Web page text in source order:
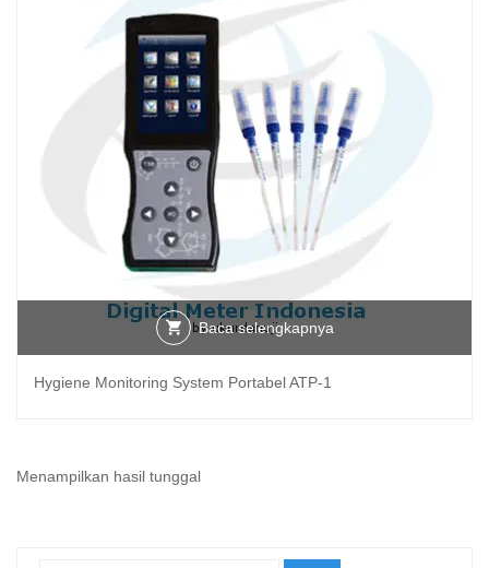
Baca selengkapnya
Hygiene Monitoring System Portabel ATP-1
Menampilkan hasil tunggal